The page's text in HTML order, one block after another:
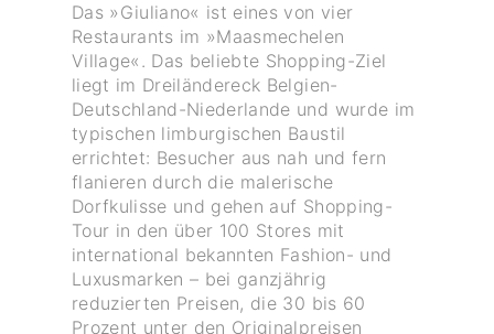
Das »Giuliano« ist eines von vier
Restaurants im »Maasmechelen
Village«. Das beliebte Shopping-Ziel
liegt im Dreiländereck Belgien-
Deutschland-Niederlande und wurde im
typischen limburgischen Baustil
errichtet: Besucher aus nah und fern
flanieren durch die malerische
Dorfkulisse und gehen auf Shopping-
Tour in den über 100 Stores mit
international bekannten Fashion- und
Luxusmarken – bei ganzjährig
reduzierten Preisen, die 30 bis 60
Prozent unter den Originalpreisen